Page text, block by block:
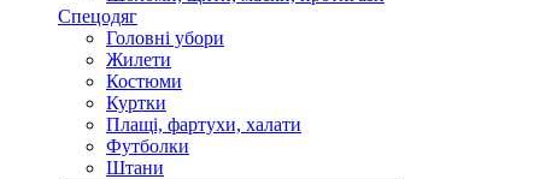
Спецодяг
Головні убори
Жилети
Костюми
Куртки
Плащі, фартухи, халати
Футболки
Штани